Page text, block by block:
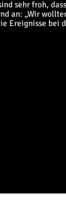
sehr froh,
an: „Wir
Ereignisse bei